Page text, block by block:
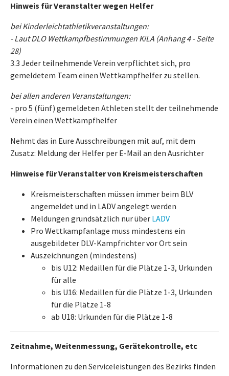
Hinweis für Veranstalter wegen Helfer
bei Kinderleichtathletikveranstaltungen:
- Laut DLO Wettkampfbestimmungen KiLA (Anhang 4 - Seite
28)
3.3 Jeder teilnehmende Verein verpflichtet sich, pro
gemeldetem Team einen Wettkampfhelfer zu stellen.
bei allen anderen Veranstaltungen:
- pro 5 (fünf) gemeldeten Athleten stellt der teilnehmende
Verein einen Wettkampfhelfer
Nehmt das in Eure Ausschreibungen mit auf, mit dem
Zusatz: Meldung der Helfer per E-Mail an den Ausrichter
Hinweise für Veranstalter von Kreismeisterschaften
Kreismeisterschaften müssen immer beim BLV
angemeldet und in LADV angelegt werden
Meldungen grundsätzlich nur über LADV
Pro Wettkampfanlage muss mindestens ein
ausgebildeter DLV-Kampfrichter vor Ort sein
Auszeichnungen (mindestens)
bis U12: Medaillen für die Plätze 1-3, Urkunden
für alle
bis U16: Medaillen für die Plätze 1-3, Urkunden
für die Plätze 1-8
ab U18: Urkunden für die Plätze 1-8
Zeitnahme, Weitenmessung, Gerätekontrolle, etc
Informationen zu den Serviceleistungen des Bezirks finden